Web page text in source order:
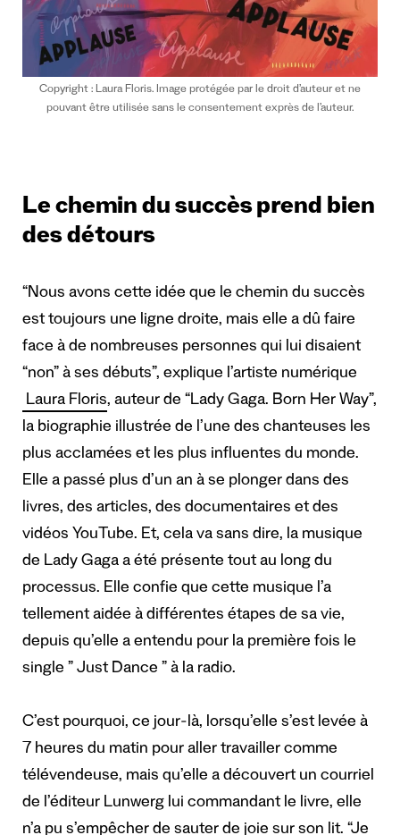
Copyright : Laura Floris. Image protégée par le droit d’auteur et ne
pouvant être utilisée sans le consentement exprès de l’auteur.
Le chemin du succès prend bien
des détours
“Nous avons cette idée que le chemin du succès
est toujours une ligne droite, mais elle a dû faire
face à de nombreuses personnes qui lui disaient
“non” à ses débuts”, explique l’artiste numérique
Laura Floris, auteur de “Lady Gaga. Born Her Way”,
la biographie illustrée de l’une des chanteuses les
plus acclamées et les plus influentes du monde.
Elle a passé plus d’un an à se plonger dans des
livres, des articles, des documentaires et des
vidéos YouTube. Et, cela va sans dire, la musique
de Lady Gaga a été présente tout au long du
processus. Elle confie que cette musique l’a
tellement aidée à différentes étapes de sa vie,
depuis qu’elle a entendu pour la première fois le
single ” Just Dance ” à la radio.
C’est pourquoi, ce jour-là, lorsqu’elle s’est levée à
7 heures du matin pour aller travailler comme
télévendeuse, mais qu’elle a découvert un courriel
de l’éditeur Lunwerg lui commandant le livre, elle
n’a pu s’empêcher de sauter de joie sur son lit. “Je